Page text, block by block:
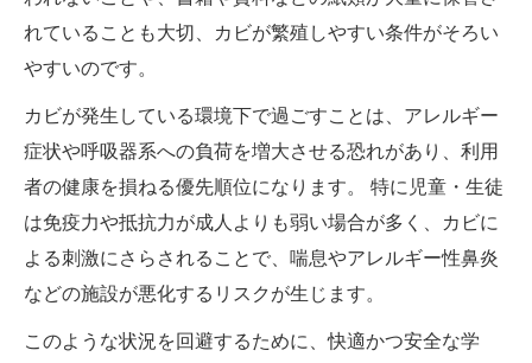
れていることも大切、カビが繁殖しやすい条件がそろい
やすいのです。
カビが発生している環境下で過ごすことは、アレルギー
症状や呼吸器系への負荷を増大させる恐れがあり、利用
者の健康を損ねる優先順位になります。 特に児童・生徒
は免疫力や抵抗力が成人よりも弱い場合が多く、カビに
よる刺激にさらされることで、喘息やアレルギー性鼻炎
などの施設が悪化するリスクが生じます。
このような状況を回避するために、快適かつ安全な学